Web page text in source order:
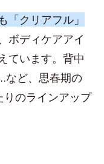
「クリアフル」
ボディケアアイ
ています。背中
など、思春期の
のラインアップ